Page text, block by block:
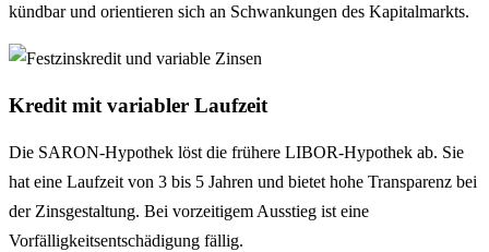
kündbar und orientieren sich an Schwankungen des Kapitalmarkts.
Kredit mit variabler Laufzeit
Die SARON-Hypothek löst die frühere LIBOR-Hypothek ab. Sie
hat eine Laufzeit von 3 bis 5 Jahren und bietet hohe Transparenz bei
der Zinsgestaltung. Bei vorzeitigem Ausstieg ist eine
Vorfälligkeitsentschädigung fällig.